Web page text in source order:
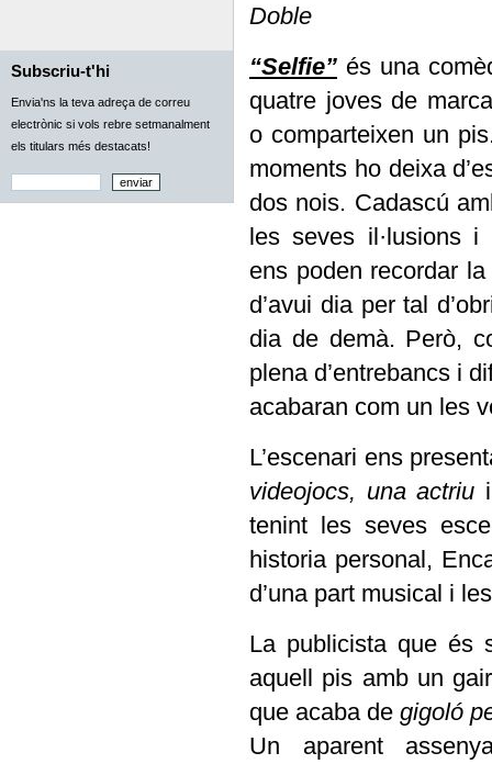
Subscriu-t'hi
Envia'ns la teva adreça de correu
electrònic si vols rebre setmanalment
els titulars més destacats!
Doble
“Selfie” és una
quatre joves de
o comparteixen un
moments ho deixa
dos nois. Cadascú
les seves il·lusions i
ens poden recordar
d’avui dia per tal
dia de demà. Però,
plena d’entrebancs i
acabaran com un les
L’escenari ens
videojocs, una actriu
tenint les seves
historia personal,
d’una part musical i
La publicista que és
aquell pis amb un
que acaba de gigoló
Un aparent